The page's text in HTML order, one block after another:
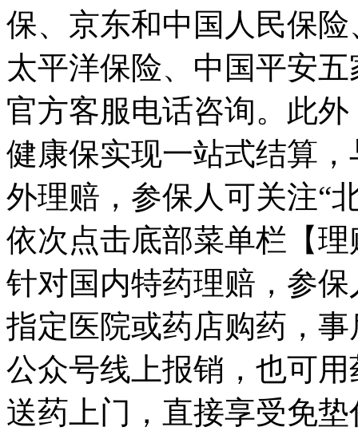
保、京东和中国人民保
太平洋保险、中国平安
官方客服电话咨询。此
健康保实现一站式结算
外理赔，参保人可关注“
依次点击底部菜单栏【
针对国内特药理赔，参
指定医院或药店购药，
公众号线上报销，也可
送药上门，直接享受免